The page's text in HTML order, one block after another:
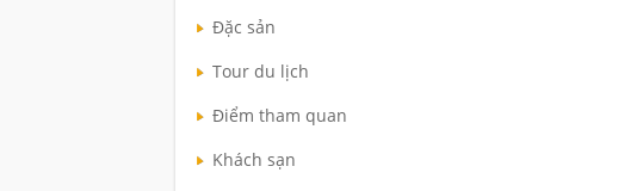
Đặc sản
Tour du lịch
Điểm tham quan
Khách sạn